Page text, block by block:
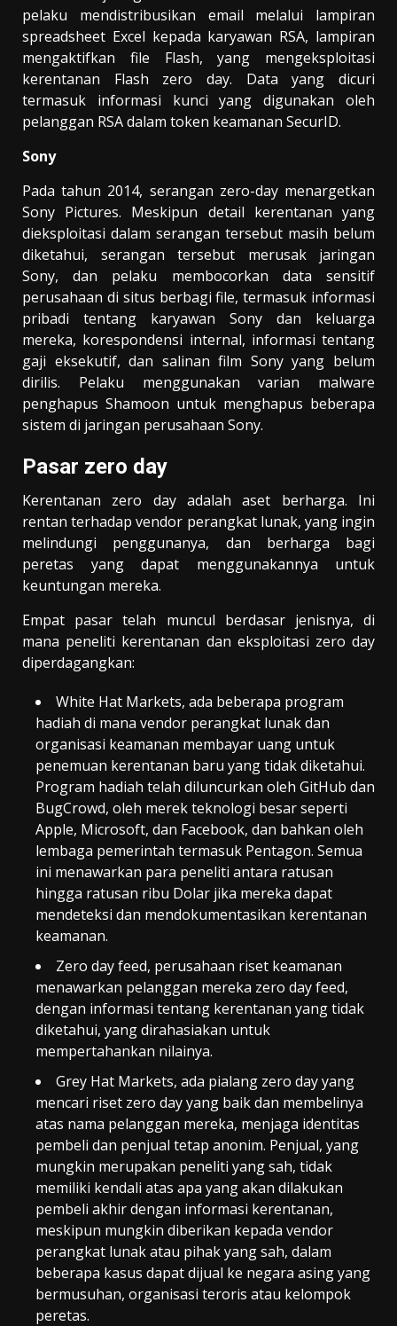
pelaku mendistribusikan email melalui lampiran
spreadsheet Excel kepada karyawan RSA, lampiran
mengaktifkan file Flash, yang mengeksploitasi
kerentanan Flash zero day. Data yang dicuri
termasuk informasi kunci yang digunakan oleh
pelanggan RSA dalam token keamanan SecurID.
Sony
Pada tahun 2014, serangan zero-day menargetkan
Sony Pictures. Meskipun detail kerentanan yang
dieksploitasi dalam serangan tersebut masih belum
diketahui, serangan tersebut merusak jaringan
Sony, dan pelaku membocorkan data sensitif
perusahaan di situs berbagi file, termasuk informasi
pribadi tentang karyawan Sony dan keluarga
mereka, korespondensi internal, informasi tentang
gaji eksekutif, dan salinan film Sony yang belum
dirilis. Pelaku menggunakan varian malware
penghapus Shamoon untuk menghapus beberapa
sistem di jaringan perusahaan Sony.
Pasar zero day
Kerentanan zero day adalah aset berharga. Ini
rentan terhadap vendor perangkat lunak, yang ingin
melindungi penggunanya, dan berharga bagi
peretas yang dapat menggunakannya untuk
keuntungan mereka.
Empat pasar telah muncul berdasar jenisnya, di
mana peneliti kerentanan dan eksploitasi zero day
diperdagangkan:
White Hat Markets, ada beberapa program
hadiah di mana vendor perangkat lunak dan
organisasi keamanan membayar uang untuk
penemuan kerentanan baru yang tidak diketahui.
Program hadiah telah diluncurkan oleh GitHub dan
BugCrowd, oleh merek teknologi besar seperti
Apple, Microsoft, dan Facebook, dan bahkan oleh
lembaga pemerintah termasuk Pentagon. Semua
ini menawarkan para peneliti antara ratusan
hingga ratusan ribu Dolar jika mereka dapat
mendeteksi dan mendokumentasikan kerentanan
keamanan.
Zero day feed, perusahaan riset keamanan
menawarkan pelanggan mereka zero day feed,
dengan informasi tentang kerentanan yang tidak
diketahui, yang dirahasiakan untuk
mempertahankan nilainya.
Grey Hat Markets, ada pialang zero day yang
mencari riset zero day yang baik dan membelinya
atas nama pelanggan mereka, menjaga identitas
pembeli dan penjual tetap anonim. Penjual, yang
mungkin merupakan peneliti yang sah, tidak
memiliki kendali atas apa yang akan dilakukan
pembeli akhir dengan informasi kerentanan,
meskipun mungkin diberikan kepada vendor
perangkat lunak atau pihak yang sah, dalam
beberapa kasus dapat dijual ke negara asing yang
bermusuhan, organisasi teroris atau kelompok
peretas.